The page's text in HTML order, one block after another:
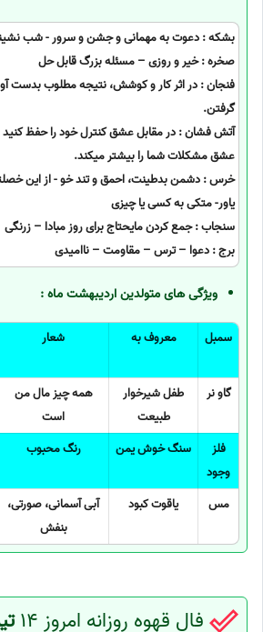
بشکه : دعوت به مهمانی و جشن و سرور - شب
صخره : خیر و روزی – مسئله بزرگ قابل حل
فنجان : در اثر کار و کوشش، نتیجه مطلوب بدست
گرفتن.
آتش فشان : در مقابل عشق کنترل خود را حفظ کنید
عشق مشکلات شما را بیشتر میکند.
خرس : دشمن بدطینت، احمق و تند خو - از این
یاور- متکی به کسی یا چیزی
سنجاب : جمع کردن مایحتاج برای روز مبادا – زرنگی
برج : دعوا – ترس – مقاومت – ناامیدی
ویژگی های متولدین اردیبهشت ماه :
سمبل معروف به شعار
گاو نر
طفل شیرخوار
طبیعت
همه چیز مال من
است
فلز
وجود
سنگ خوش یمن رنگ محبوب
مس
یاقوت کبود
آبی آسمانی، صورتی،
بنفش
فال قهوه روزانه امروز 14